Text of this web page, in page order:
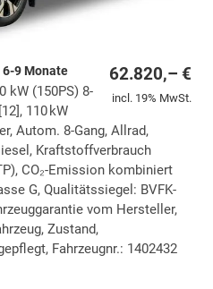
62.820,– €
incl. 19% MwSt.
9 Monate
kW (150PS) 8-
110 kW
Autom. 8-Gang, Allrad,
Kraftstoffverbrauch
CO₂-Emission kombiniert
G, Qualitätssiegel: BVFK-
vom Hersteller,
Zustand,
Fahrzeugnr.: 1402432
drucken